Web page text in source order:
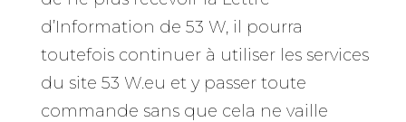
d’Information de 53 W, il pourra
toutefois continuer à utiliser les services
du site 53 W.eu et y passer toute
commande sans que cela ne vaille